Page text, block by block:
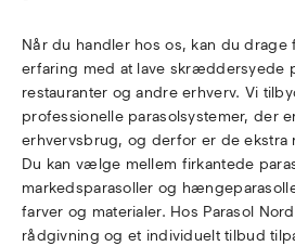
Når du handler hos os, kan du
erfaring med at lave skræddersyede
restauranter og andre erhverv. Vi
professionelle parasolsystemer, der
erhvervsbrug, og derfor er de
Du kan vælge mellem firkantede
markedsparasoller og
farver og materialer. Hos Parasol
rådgivning og et individuelt tilbud